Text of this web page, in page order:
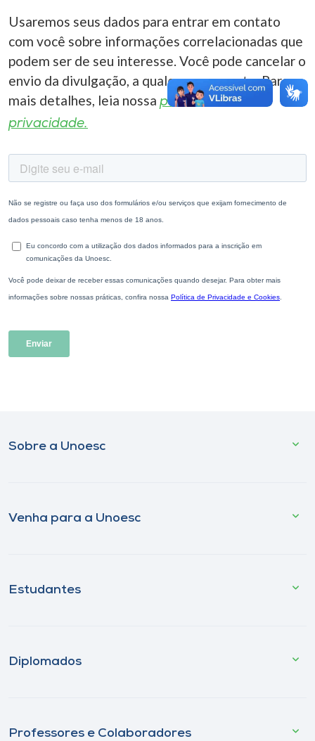
A-
Usaremos seus dados para entrar em contato
com você sobre informações correlacionadas que
podem ser de seu interesse. Você pode cancelar o
envio da divulgação, a qualquer momento. Para
mais detalhes, leia nossa política de
privacidade.
Sobre a Unoesc
Venha para a Unoesc
Estudantes
Diplomados
Professores e Colaboradores